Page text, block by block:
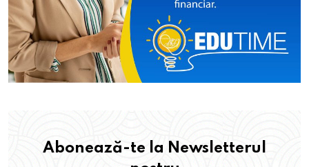
Abonează-te la Newsletterul